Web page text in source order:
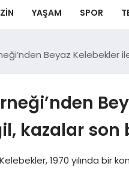
YAŞAM SPOR
Beyaz Kelebekler
kazalar son
1970 yılında bir